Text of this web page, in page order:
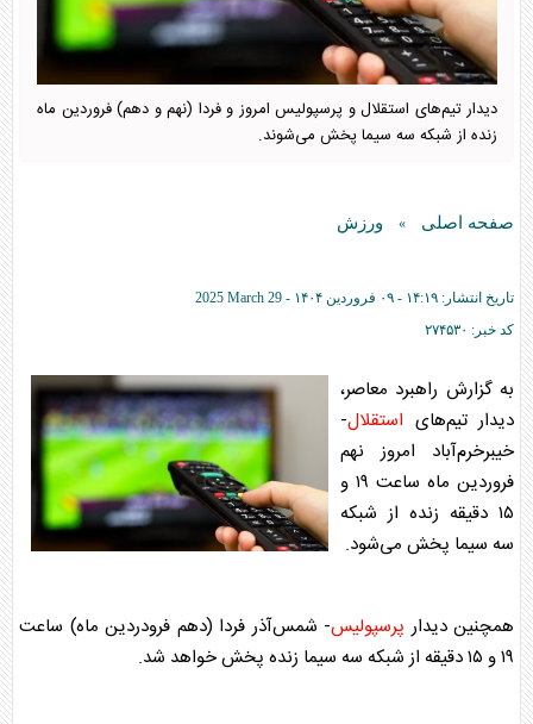
دیدار تیم‌های استقلال و پرسپولیس امروز و فردا (نهم و دهم) فروردین ماه
زنده از شبکه سه سیما پخش می‌شوند.
صفحه اصلی » ورزش
تاریخ انتشار: ۱۴:۱۹ - ۰۹ فروردين ۱۴۰۴ -
2025 March 29
کد خبر: ۲۷۴۵۳۰
به گزارش راهبرد معاصر،
دیدار تیم‌های استقلال-
خیبرخرم‌آباد امروز نهم
فروردین ماه ساعت ۱۹ و
۱۵ دقیقه زنده از شبکه
سه سیما پخش می‌شود.
همچنین دیدار پرسپولیس- شمس‌آذر فردا (دهم فرودردین ماه) ساعت
۱۹ و ۱۵ دقیقه از شبکه سه سیما زنده پخش خواهد شد.